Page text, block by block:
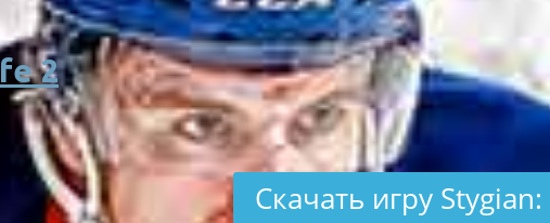
2
Скачать игру